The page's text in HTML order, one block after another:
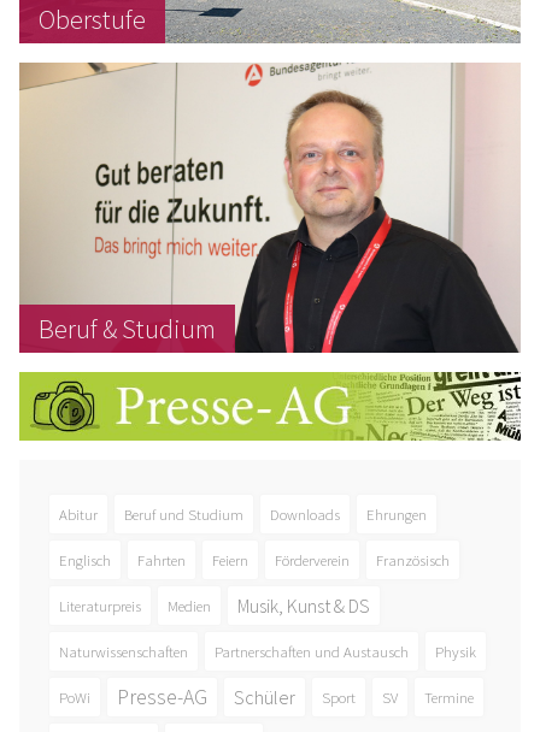
Oberstufe
Beruf & Studium
Abitur Beruf und Studium Downloads Ehrungen
Englisch Fahrten Feiern Förderverein Französisch
Literaturpreis Medien Musik, Kunst & DS
Naturwissenschaften Partnerschaften und Austausch Physik
PoWi Presse-AG Schüler Sport SV Termine